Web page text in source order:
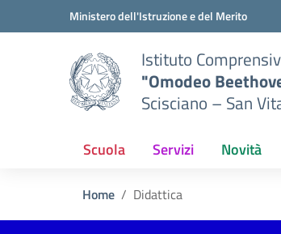
Vai ai contenuti
Vai al menu di navigazioneMinistero dell'Istruzione e del Merito
Istituto
"Omodeo
Scisciano – San
Scuola Servizi Novità
Home Didattica